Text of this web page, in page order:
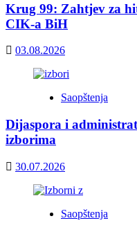
Krug 99: Zahtjev za
CIK-a BiH
03.08.2026
Saopštenja
Dijaspora i
izborima
30.07.2026
Saopštenja